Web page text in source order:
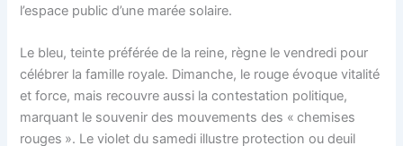
l’espace public d’une marée solaire.
Le bleu, teinte préférée de la reine, règne le vendredi pour
célébrer la famille royale. Dimanche, le rouge évoque vitalité
et force, mais recouvre aussi la contestation politique,
marquant le souvenir des mouvements des « chemises
rouges ». Le violet du samedi illustre protection ou deuil